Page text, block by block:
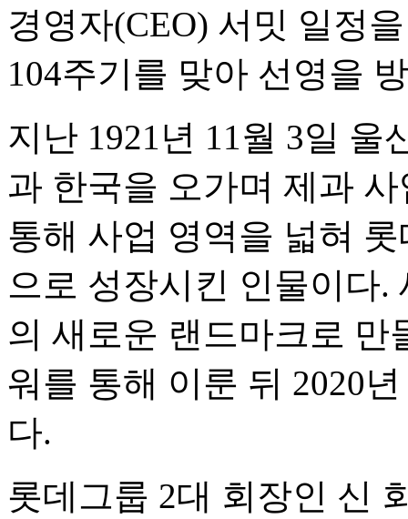
경영자(CEO) 서밋 일정
104주기를 맞아 선영을
지난 1921년 11월 3일
과 한국을 오가며 제과
통해 사업 영역을 넓혀
으로 성장시킨 인물이다.
의 새로운 랜드마크로 만
워를 통해 이룬 뒤 2020
다.
롯데그룹 2대 회장인 신